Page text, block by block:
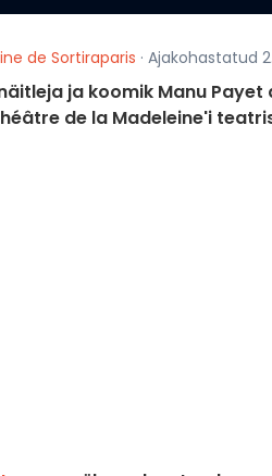
de Sortiraparis · Ajakohastatud
ja koomik Manu
de la Madeleine'i